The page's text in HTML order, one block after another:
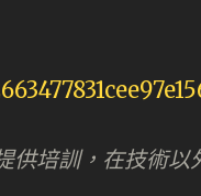
培訓，在技術以